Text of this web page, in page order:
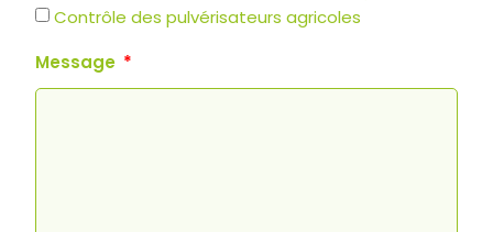
Contrôle des pulvérisateurs agricoles
Message